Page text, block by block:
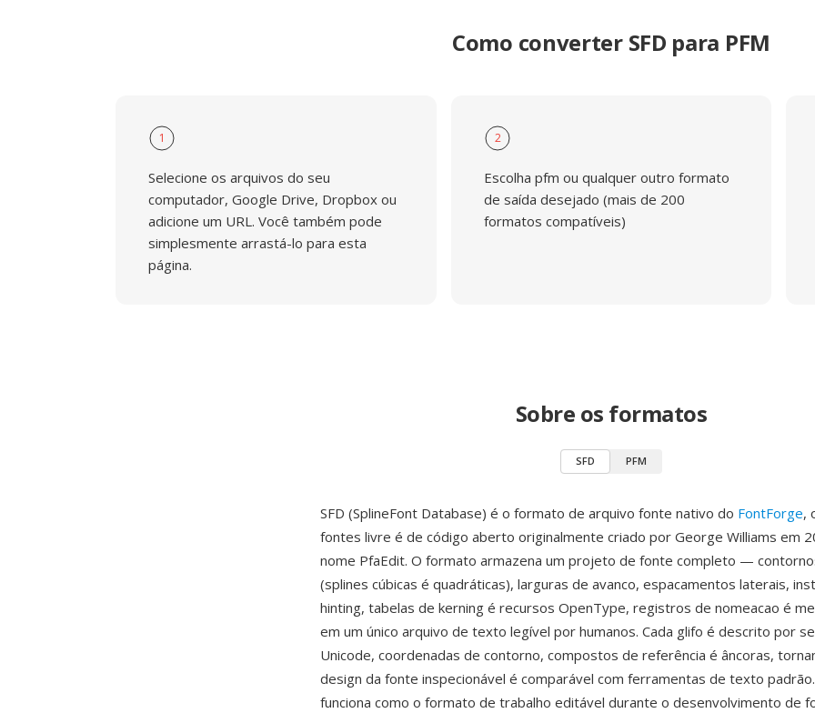
Como converter SFD para PFM
1
Selecione os arquivos do seu
computador, Google Drive, Dropbox ou
adicione um URL. Você também pode
simplesmente arrastá-lo para esta
página.
2
Escolha pfm ou qualquer outro formato
de saída desejado (mais de 200
formatos compatíveis)
Sobre os formatos
SFD PFM
SFD (SplineFont Database) é o formato de arquivo fonte nativo do FontForge,
fontes livre é de código aberto originalmente criado por George Williams em
nome PfaEdit. O formato armazena um projeto de fonte completo —
(splines cúbicas é quadráticas), larguras de avanco, espacamentos laterais,
hinting, tabelas de kerning é recursos OpenType, registros de nomeacao é
em um único arquivo de texto legível por humanos. Cada glifo é descrito por
Unicode, coordenadas de contorno, compostos de referência é âncoras,
design da fonte inspecionável é comparável com ferramentas de texto padrão.
funciona como o formato de trabalho editável durante o desenvolvimento de